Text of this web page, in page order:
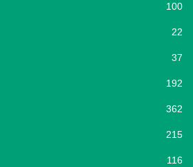
100
22
37
192
362
215
116